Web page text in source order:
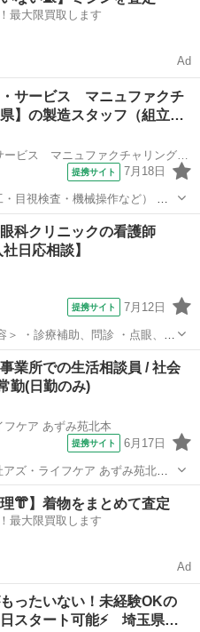
最大限買取します
Ad
サービス マニュファクチ
】の製造スタッフ（組立…
株式会社テクノ・サービス マニュファクチャリング【埼玉県】
提携サイト 7月18日
視検査・機械操作など） 具
視チェック 部品を機械にセット
科クリニックの看護師
日応相談】
提携サイト 7月12日
具の洗浄及び物品の管理 ・手術
■月給275,000円～ ■8:30～
業所での生活相談員 / 社会
勤(日勤のみ)
ケア あずみ苑北本
提携サイト 6月17日
👘】着物をまとめて査定
最大限買取します
Ad
ったいない！未経験OKの
日スタート可能⚡ 埼玉県…